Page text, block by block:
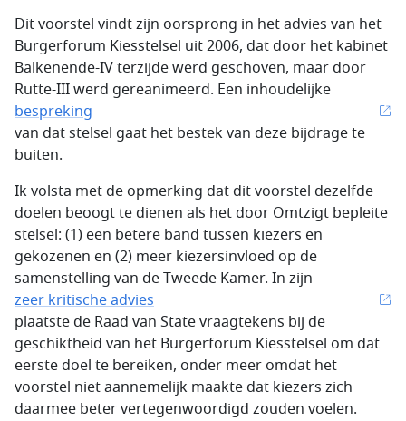
Dit voorstel vindt zijn oorsprong in het advies van het
Burgerforum Kiesstelsel uit 2006, dat door het kabinet
Balkenende-IV terzijde werd geschoven, maar door
Rutte-III werd gereanimeerd. Een inhoudelijke
bespreking
van dat stelsel gaat het bestek van deze bijdrage te
buiten.
Ik volsta met de opmerking dat dit voorstel dezelfde
doelen beoogt te dienen als het door Omtzigt bepleite
stelsel: (1) een betere band tussen kiezers en
gekozenen en (2) meer kiezersinvloed op de
samenstelling van de Tweede Kamer. In zijn
zeer kritische advies
plaatste de Raad van State vraagtekens bij de
geschiktheid van het Burgerforum Kiesstelsel om dat
eerste doel te bereiken, onder meer omdat het
voorstel niet aannemelijk maakte dat kiezers zich
daarmee beter vertegenwoordigd zouden voelen.